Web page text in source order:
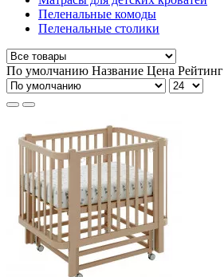
Пеленальные комоды
Пеленальные столики
По умолчанию Название Цена Рейтинг